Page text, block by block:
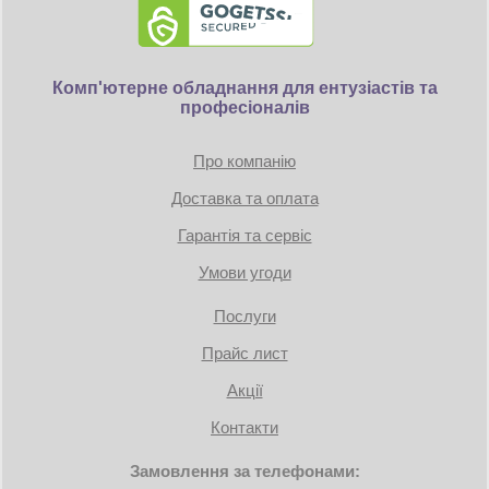
Комп'ютерне обладнання для ентузіастів та
професіоналів
Про компанію
Доставка та оплата
Гарантія та сервіс
Умови угоди
Послуги
Прайс лист
Акції
Контакти
Замовлення за телефонами: